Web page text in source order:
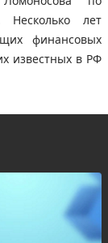
Несколько лет
финансовых
известных в РФ